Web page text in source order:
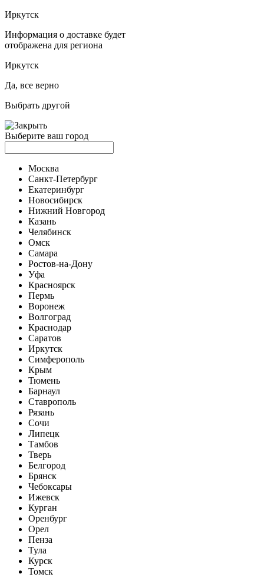
Иркутск
Информация о доставке будет
отображена для региона
Иркутск
Да, все верно
Выбрать другой
Выберите ваш город
Москва
Санкт-Петербург
Екатеринбург
Новосибирск
Нижний Новгород
Казань
Челябинск
Омск
Самара
Ростов-на-Дону
Уфа
Красноярск
Пермь
Воронеж
Волгоград
Краснодар
Саратов
Иркутск
Симферополь
Крым
Тюмень
Барнаул
Ставрополь
Рязань
Сочи
Липецк
Тамбов
Тверь
Белгород
Брянск
Чебоксары
Ижевск
Курган
Оренбург
Орел
Пенза
Тула
Курск
Томск